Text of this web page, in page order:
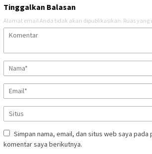
Tinggalkan Balasan
Alamat email Anda tidak akan dipublikasikan. Ruas
Simpan nama, email, dan situs web saya pada
komentar saya berikutnya.